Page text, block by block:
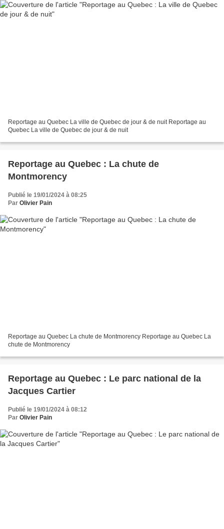
Reportage au Quebec La ville de Quebec de jour & de nuit Reportage au
Quebec La ville de Quebec de jour & de nuit
Reportage au Quebec : La chute de
Montmorency
Publié le 19/01/2024 à 08:25
Par Olivier Pain
Reportage au Quebec La chute de Montmorency Reportage au Quebec La
chute de Montmorency
Reportage au Quebec : Le parc national de la
Jacques Cartier
Publié le 19/01/2024 à 08:12
Par Olivier Pain